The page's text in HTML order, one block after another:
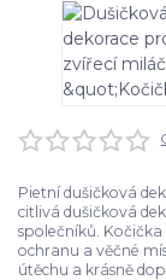
Pietní dušičková
citlivá dušičková
společníků. Kočička
ochranu a věčné
útěchu a krásně